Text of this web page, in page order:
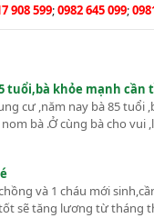
908 599;0982 645 099;
tuổi,bà khỏe mạnh
cư ,năm nay bà 85 tuổi
bà .Ở cùng bà cho
và 1 cháu mới
sẽ tăng lương từ tháng